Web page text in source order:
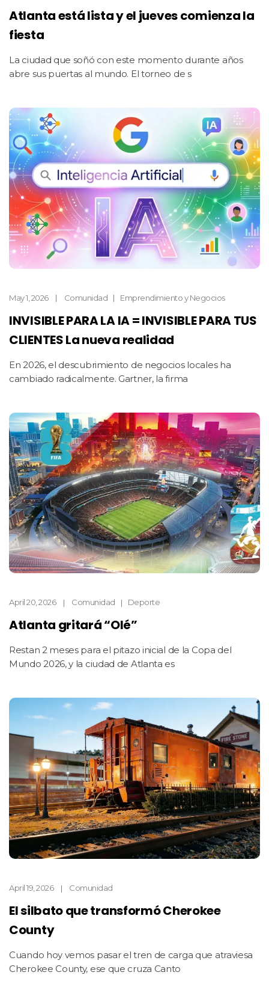
Atlanta está lista y el jueves comienza la
fiesta
La ciudad que soñó con este momento durante años
abre sus puertas al mundo. El torneo de s
May 1, 2026 Comunidad Emprendimiento y Negocios
INVISIBLE PARA LA IA = INVISIBLE PARA TUS
CLIENTES La nueva realidad
En 2026, el descubrimiento de negocios locales ha
cambiado radicalmente. Gartner, la firma
April 20, 2026 Comunidad Deporte
Atlanta gritará “Olé”
Restan 2 meses para el pitazo inicial de la Copa del
Mundo 2026, y la ciudad de Atlanta es
April 19, 2026 Comunidad
El silbato que transformó Cherokee
County
Cuando hoy vemos pasar el tren de carga que atraviesa
Cherokee County, ese que cruza Canto